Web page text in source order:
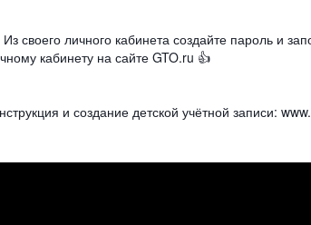
своего личного кабинета создайте пароль и
кабинету на сайте GTO.ru 👍
и создание детской учётной записи: